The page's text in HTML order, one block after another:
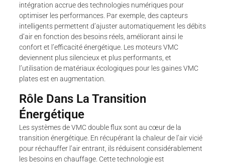
intégration accrue des technologies numériques pour
optimiser les performances. Par exemple, des capteurs
intelligents permettent d’ajuster automatiquement les débits
d’air en fonction des besoins réels, améliorant ainsi le
confort et l’efficacité énergétique. Les moteurs VMC
deviennent plus silencieux et plus performants, et
l’utilisation de matériaux écologiques pour les gaines VMC
plates est en augmentation.
Rôle Dans La Transition
Énergétique
Les systèmes de VMC double flux sont au cœur de la
transition énergétique. En récupérant la chaleur de l’air vicié
pour réchauffer l’air entrant, ils réduisent considérablement
les besoins en chauffage. Cette technologie est